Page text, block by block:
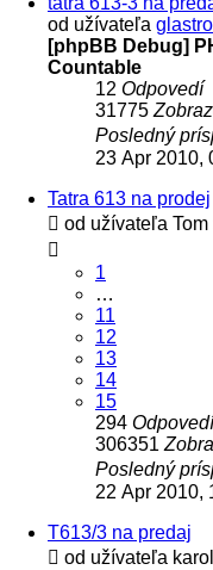
od užívateľa
[phpBB Debug]
Countable
12 Odpovedí
31775
Posledný
23 Apr 2010,
Tatra 613 na prodej
od užívateľa Tom
1
…
11
12
13
14
15
294 Odpovedí
306351
Posledný
22 Apr 2010,
T613/3 na predaj
od užívateľa karol